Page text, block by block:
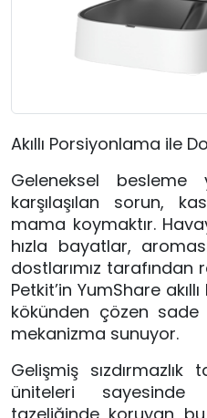
Akıllı Porsiyonlama ile
Geleneksel besleme
karşılaşılan sorun,
mama koymaktır.
hızla bayatlar,
dostlarımız
Petkit’in YumShare
kökünden çözen
mekanizma sunuyor.
Gelişmiş
üniteleri